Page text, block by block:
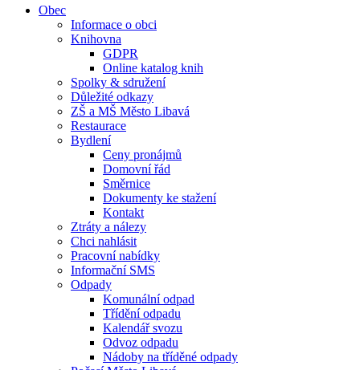
Obec
Informace o obci
Knihovna
GDPR
Online katalog knih
Spolky & sdružení
Důležité odkazy
ZŠ a MŠ Město Libavá
Restaurace
Bydlení
Ceny pronájmů
Domovní řád
Směrnice
Dokumenty ke stažení
Kontakt
Ztráty a nálezy
Chci nahlásit
Pracovní nabídky
Informační SMS
Odpady
Komunální odpad
Třídění odpadu
Kalendář svozu
Odvoz odpadu
Nádoby na tříděné odpady